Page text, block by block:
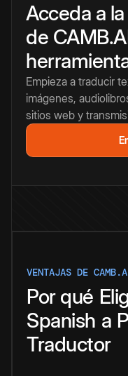
Acceda a
de
Empieza a traducir
imágenes,
sitios web y
VENTAJAS DE
Por qué
Spanish a
Traductor